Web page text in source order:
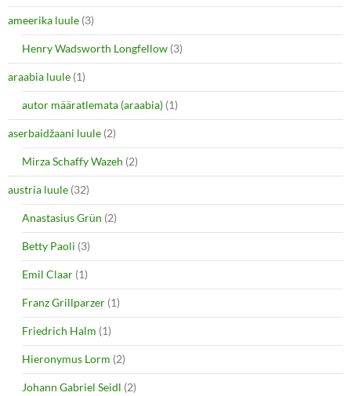
ameerika luule (3)
Henry Wadsworth Longfellow (3)
araabia luule (1)
autor määratlemata (araabia) (1)
aserbaidžaani luule (2)
Mirza Schaffy Wazeh (2)
austria luule (32)
Anastasius Grün (2)
Betty Paoli (3)
Emil Claar (1)
Franz Grillparzer (1)
Friedrich Halm (1)
Hieronymus Lorm (2)
Johann Gabriel Seidl (2)